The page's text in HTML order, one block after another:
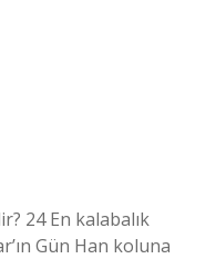
24 En kalabalık
Gün Han koluna